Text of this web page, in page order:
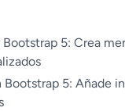
5: Crea
Bootstrap 5: Añade